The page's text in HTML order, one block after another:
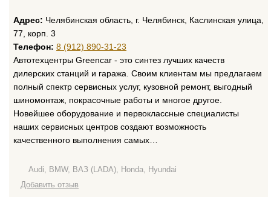
Адрес: Челябинская область, г. Челябинск, Каслинская улица,
77, корп. 3
Телефон: 8 (912) 890-31-23
Автотехцентры Greencar - это синтез лучших качеств
дилерских станций и гаража. Своим клиентам мы предлагаем
полный спектр сервисных услуг, кузовной ремонт, выгодный
шиномонтаж, покрасочные работы и многое другое.
Новейшее оборудование и первоклассные специалисты
наших сервисных центров создают возможность
качественного выполнения самых…
Audi, BMW, ВАЗ (LADA), Honda, Hyundai
Добавить отзыв